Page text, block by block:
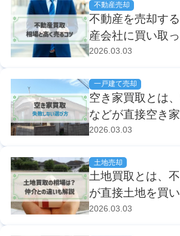
ト住宅に注目が集
ます。 本記事で
の内容について
す。 この記事でわかるこ
不動産売却
不動産を売却す
産会社に買い取
「不動産買取」は
て売却するよりも
てしまいます。 不動産の
買取依頼を検討
は、本記事でご紹
由などをぜひ参
2026.03.03
一戸建て売却
空き家買取とは
などが直接空き
ってくれる、以下
般的な仲介とは異
を探す行為がな
期間で売却でき
トをおさえた空き
2026.03.03
土地売却
土地買取とは、
が直接土地を買
です。短期間で土
2026.03.03